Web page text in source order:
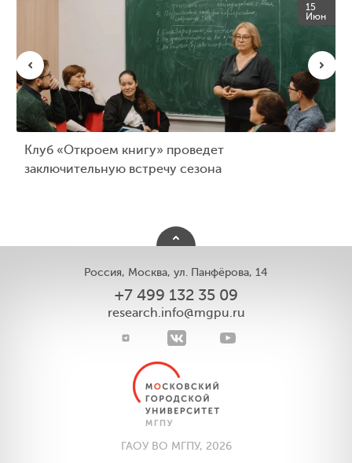
15
Июн
Клуб «Откроем книгу» проведет
заключительную встречу сезона
Россия, Москва, ул. Панфёрова, 14
+7 499 132 35 09
research.info@mgpu.ru
ГАОУ ВО МГПУ, 2026